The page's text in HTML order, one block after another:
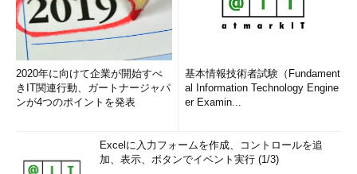
2020年に向けて企業が開始すべ
きIT関連行動、ガートナージャパ
ンが4つのポイントを発表
基本情報技術者試験（Fundament
al Information Technology Engine
er Examin...
Excelに入力フォームを作成、コントロールを追
加、表示、ボタンでイベント実行 (1/3)